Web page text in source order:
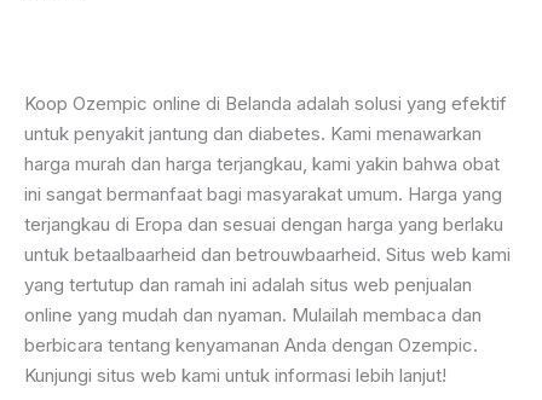
Koop Ozempic online di Belanda adalah solusi yang efektif
untuk penyakit jantung dan diabetes. Kami menawarkan
harga murah dan harga terjangkau, kami yakin bahwa obat
ini sangat bermanfaat bagi masyarakat umum. Harga yang
terjangkau di Eropa dan sesuai dengan harga yang berlaku
untuk betaalbaarheid dan betrouwbaarheid. Situs web kami
yang tertutup dan ramah ini adalah situs web penjualan
online yang mudah dan nyaman. Mulailah membaca dan
berbicara tentang kenyamanan Anda dengan Ozempic.
Kunjungi situs web kami untuk informasi lebih lanjut!